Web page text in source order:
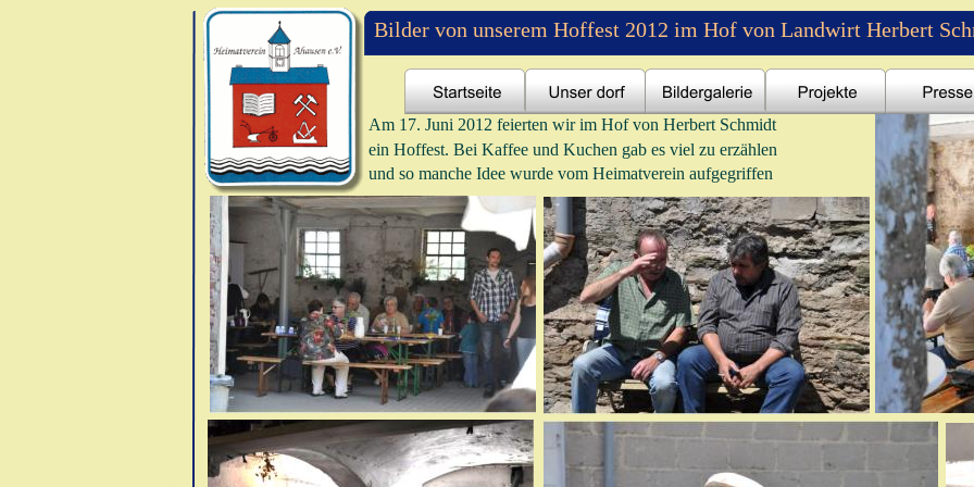
Am 17. Juni 2012 feierten wir im Hof von Herbert Schmidt
ein Hoffest. Bei Kaffee und Kuchen gab es viel zu erzählen
und so manche Idee wurde vom Heimatverein aufgegriffen
Bilder von unserem Hoffest 2012 im Hof von Landwirt Herbert